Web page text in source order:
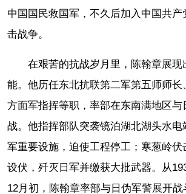
中国国民救国军，不久后加入中国共
击战争。
在艰苦的抗战岁月里，陈翰章展现
能。他历任东北抗联第二军第五师师长
方面军指挥等职，率部在东南满地区与
战。他指挥部队突袭镜泊湖北湖头水电
军重要设施，迫使工程停工；寒葱岭伏
设伏，歼灭日军并缴获大批武器。从
12月初，陈翰章率部与日伪军警展开